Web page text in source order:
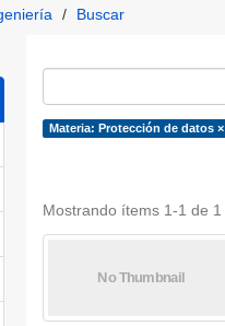
Buscar
Materia: Protección de datos ×
Mostrando ítems 1-1 de 1